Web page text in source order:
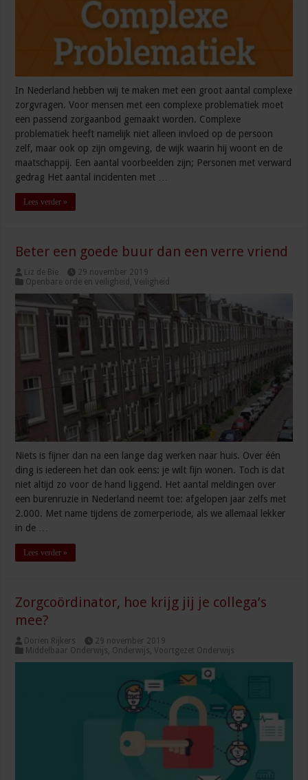
In Nederland hebben wij te maken met een groot aantal complexe
zorgvragen. Voor mensen met een complexe problematiek moet
een passend zorgaanbod gemaakt worden. Complexe
problematiek heeft namelijk niet alleen invloed op de persoon
zelf, maar ook op zijn omgeving, de wijk waarin hij woont en de
maatschappij. Een aantal voorbeelden zijn; Personen met verward
gedrag Het aantal incidenten met …
Lees verder »
Beter een goede buur dan een verre vriend
Liz de Bie
29 november 2019
Openbare orde en veiligheid ,Veiligheid
Niets is fijner dan na een lange dag werken naar huis. Over één
ding is iedereen het dan ook eens: je wilt fijn wonen. Toch is dat
niet altijd zo voor de hand liggend. Het aantal meldingen over
een burenruzie in Nederland neemt toe: afgelopen jaar zelfs met
2.000. Met name tijdens de zomerperiode, als we allemaal lekker
in de …
Lees verder »
Zorgcoördinator, hoe krijg jij je collega’s
mee?
Dorien Rijkers
29 november 2019
Middelbaar Onderwijs, Onderwijs,Voortgezet Onderwijs